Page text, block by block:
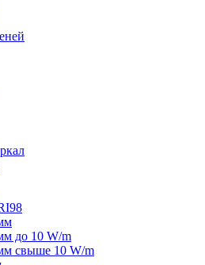
до 10 W/m
свыше 10 W/m